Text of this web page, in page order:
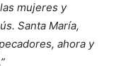
mujeres y
Santa María,
ahora y